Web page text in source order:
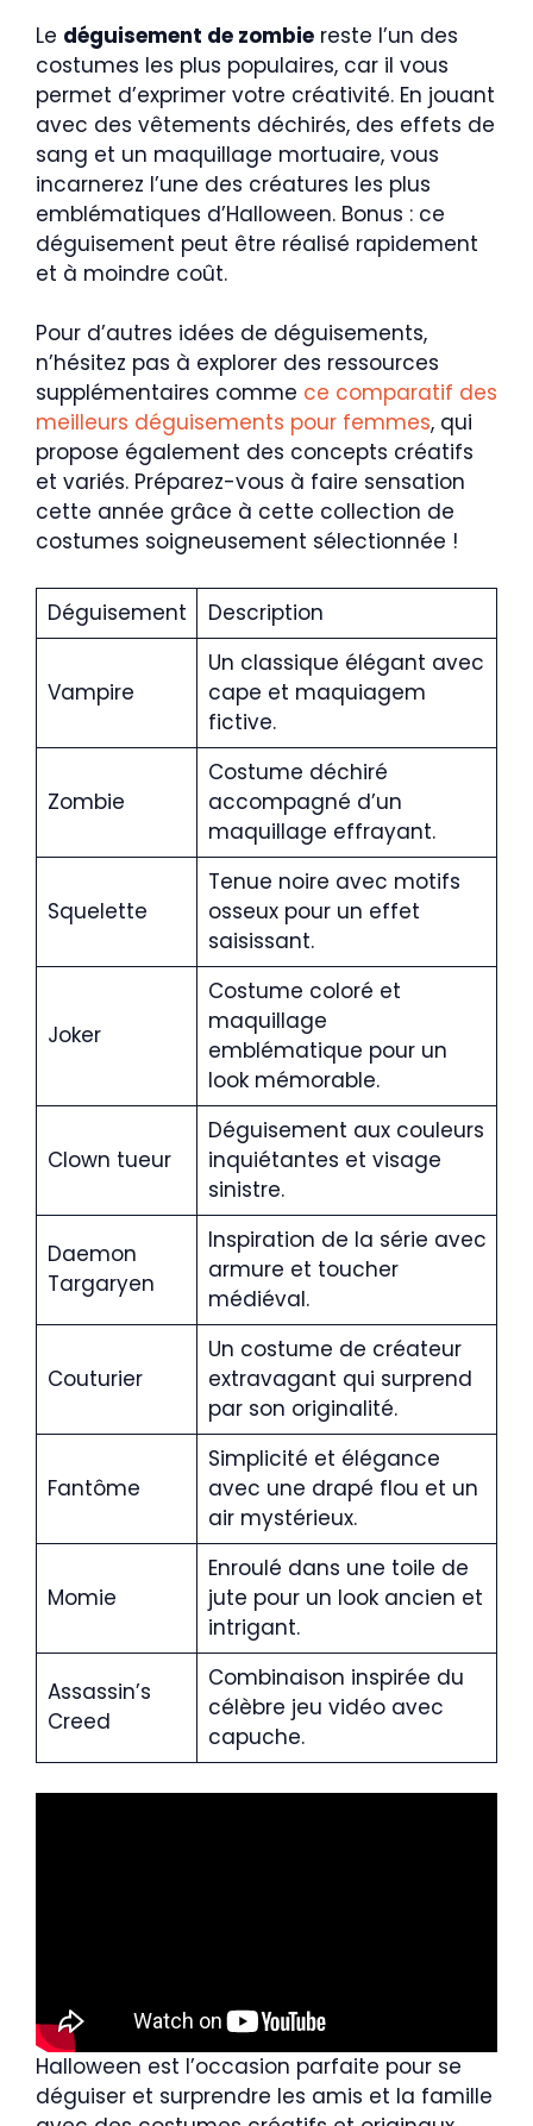
Le déguisement de zombie reste l’un des
costumes les plus populaires, car il vous
permet d’exprimer votre créativité. En jouant
avec des vêtements déchirés, des effets de
sang et un maquillage mortuaire, vous
incarnerez l’une des créatures les plus
emblématiques d’Halloween. Bonus : ce
déguisement peut être réalisé rapidement
et à moindre coût.
Pour d’autres idées de déguisements,
n’hésitez pas à explorer des ressources
supplémentaires comme ce comparatif des
meilleurs déguisements pour femmes, qui
propose également des concepts créatifs
et variés. Préparez-vous à faire sensation
cette année grâce à cette collection de
costumes soigneusement sélectionnée !
Déguisement Description
Vampire
Un classique élégant avec
cape et maquiagem
fictive.
Zombie
Costume déchiré
accompagné d’un
maquillage effrayant.
Squelette
Tenue noire avec motifs
osseux pour un effet
saisissant.
Joker
Costume coloré et
maquillage
emblématique pour un
look mémorable.
Clown tueur
Déguisement aux couleurs
inquiétantes et visage
sinistre.
Daemon
Targaryen
Inspiration de la série avec
armure et toucher
médiéval.
Couturier
Un costume de créateur
extravagant qui surprend
par son originalité.
Fantôme
Simplicité et élégance
avec une drapé flou et un
air mystérieux.
Momie
Enroulé dans une toile de
jute pour un look ancien et
intrigant.
Assassin’s
Creed
Combinaison inspirée du
célèbre jeu vidéo avec
capuche.
Halloween est l’occasion parfaite pour se
déguiser et surprendre les amis et la famille